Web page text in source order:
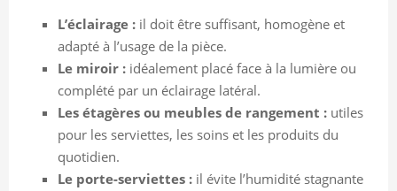
L’éclairage : il doit être suffisant, homogène et
adapté à l’usage de la pièce.
Le miroir : idéalement placé face à la lumière ou
complété par un éclairage latéral.
Les étagères ou meubles de rangement : utiles
pour les serviettes, les soins et les produits du
quotidien.
Le porte-serviettes : il évite l’humidité stagnante